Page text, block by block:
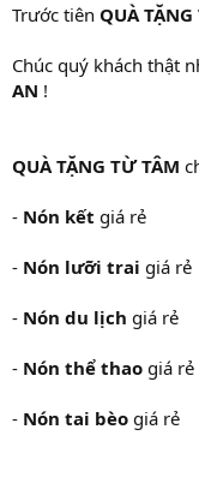
Trước tiên QUÀ
Chúc quý khách thật
AN !
QUÀ TẶNG TỪ TÂM
- Nón kết giá rẻ
- Nón lưỡi trai giá rẻ
- Nón du lịch giá rẻ
- Nón thể thao giá rẻ
- Nón tai bèo giá rẻ